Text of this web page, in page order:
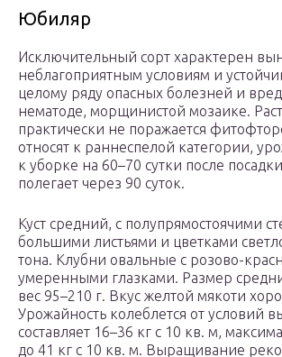
Юбиляр
Исключительный сорт характерен
неблагоприятным условиям и
целому ряду опасных болезней и
нематоде, морщинистой мозаике.
практически не поражается
относят к раннеспелой категории,
к уборке на 60–70 сутки после
полегает через 90 суток.
Куст средний, с полупрямостоячими
большими листьями и цветками
тона. Клубни овальные с розово-
умеренными глазками. Размер
вес 95–210 г. Вкус желтой мякоти
Урожайность колеблется от условий
составляет 16–36 кг с 10 кв. м,
до 41 кг с 10 кв. м. Выращивание